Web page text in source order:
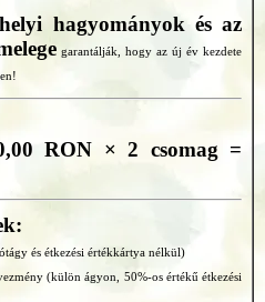
hagyományok és az
garantálják, hogy az új év kezdete
RON × 2 csomag =
és étkezési értékkártya nélkül)
(külön ágyon, 50%-os értékű étkezési